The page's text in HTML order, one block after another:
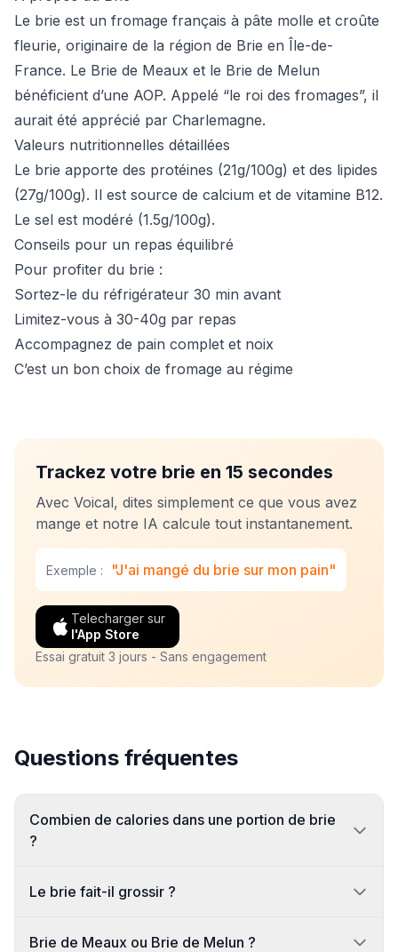
Le brie est un fromage français à pâte molle et croûte
fleurie, originaire de la région de Brie en Île-de-
France. Le Brie de Meaux et le Brie de Melun
bénéficient d’une AOP. Appelé “le roi des fromages”, il
aurait été apprécié par Charlemagne.
Valeurs nutritionnelles détaillées
Le brie apporte des protéines (21g/100g) et des lipides
(27g/100g). Il est source de calcium et de vitamine B12.
Le sel est modéré (1.5g/100g).
Conseils pour un repas équilibré
Pour profiter du brie :
Sortez-le du réfrigérateur 30 min avant
Limitez-vous à 30-40g par repas
Accompagnez de pain complet et noix
C’est un bon choix de fromage au régime
Trackez votre brie en 15 secondes
Avec Voical, dites simplement ce que vous avez
mange et notre IA calcule tout instantanement.
Exemple : "J'ai mangé du brie sur mon pain"
Telecharger sur
l'App Store
Essai gratuit 3 jours - Sans engagement
Questions fréquentes
Combien de calories dans une portion de brie
?
Le brie fait-il grossir ?
Brie de Meaux ou Brie de Melun ?